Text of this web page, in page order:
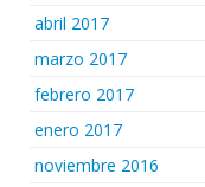
abril 2017
marzo 2017
febrero 2017
enero 2017
noviembre 2016